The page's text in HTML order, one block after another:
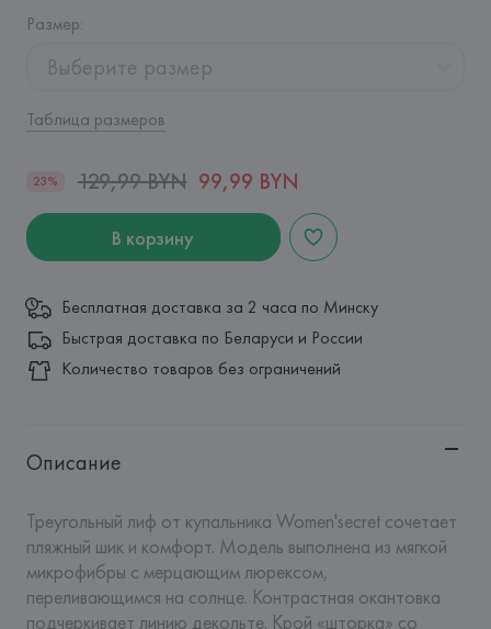
Размер:
Выберите размер
Таблица размеров
23% 129,99 BYN 99,99 BYN
В корзину
Бесплатная доставка за 2 часа по Минску
Быстрая доставка по Беларуси и России
Количество товаров без ограничений
Описание
Треугольный лиф от купальника Women'secret сочетает
пляжный шик и комфорт. Модель выполнена из мягкой
микрофибры с мерцающим люрексом,
переливающимся на солнце. Контрастная окантовка
подчеркивает линию декольте. Крой «шторка» со